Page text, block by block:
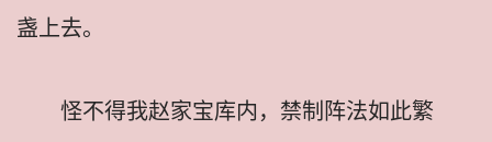
盏上去。
怪不得我赵家宝库内，禁制阵法如此繁